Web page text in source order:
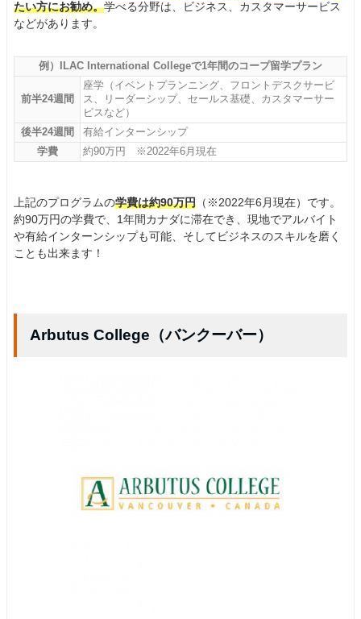
たい方にお勧め。学べる分野は、ビジネス、カスタマーサービス
などがあります。
例）ILAC International Collegeで1年間のコープ留学プラン
前半24週間
座学（イベントプランニング、フロントデスクサービ
ス、リーダーシップ、セールス基礎、カスタマーサー
ビスなど）
後半24週間
有給インターンシップ
学費
約90万円 ※2022年6月現在
上記のプログラムの学費は約90万円 （※2022年6月現在）です。
約90万円の学費で、1年間カナダに滞在でき、現地でアルバイト
や有給インターンシップも可能、そしてビジネスのスキルを磨く
ことも出来ます！
Arbutus College（バンクーバー）